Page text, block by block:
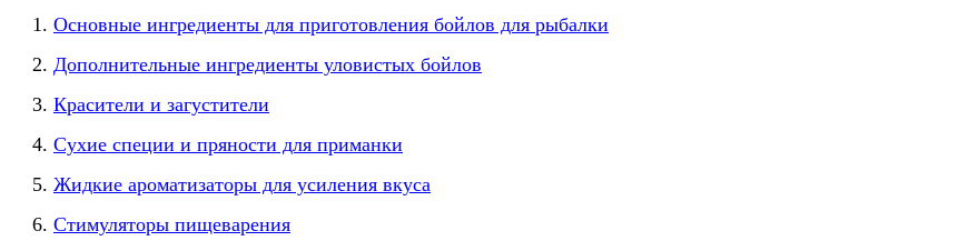
Основные ингредиенты для приготовления бойлов для рыбалки
Дополнительные ингредиенты уловистых бойлов
Красители и загустители
Сухие специи и пряности для приманки
Жидкие ароматизаторы для усиления вкуса
Стимуляторы пищеварения